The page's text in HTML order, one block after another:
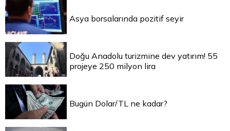
Asya borsalarında pozitif seyir
Doğu Anadolu turizmine dev yatırım! 55
projeye 250 milyon lira
Bugün Dolar/TL ne kadar?